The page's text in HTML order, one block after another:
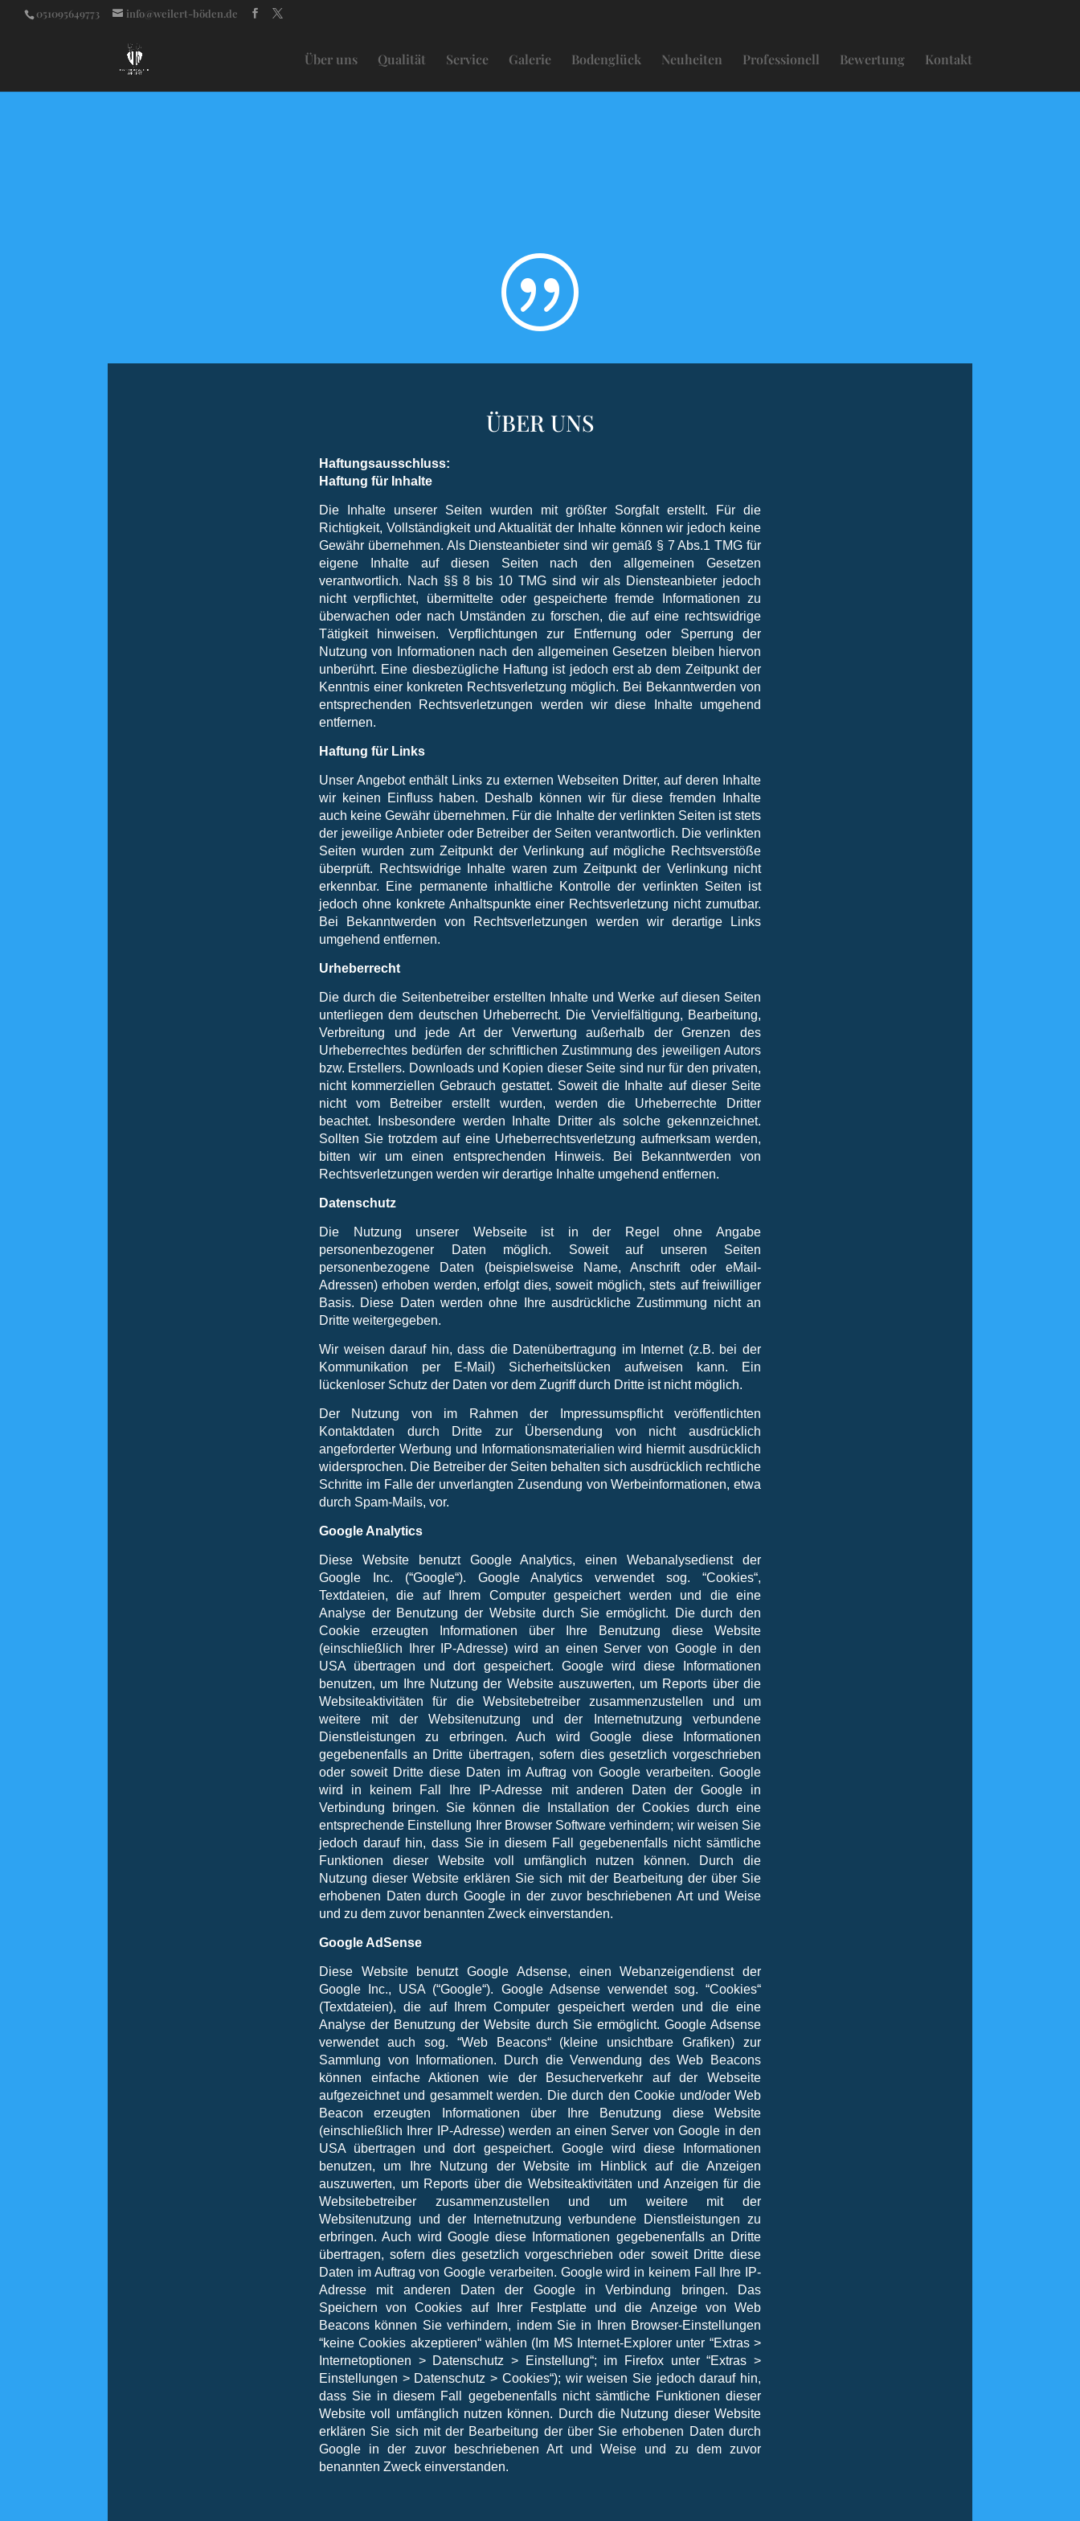
051095649773 info@weilert-böden.de
Über uns Qualität Service Galerie Bodenglück Neuheiten Professionell Bewertung Kontakt
|
ÜBER UNS
Haftungsausschluss:
Haftung für Inhalte
Die Inhalte unserer Seiten wurden mit größter Sorgfalt erstellt. Für die
Richtigkeit, Vollständigkeit und Aktualität der Inhalte können wir jedoch keine
Gewähr übernehmen. Als Diensteanbieter sind wir gemäß § 7 Abs.1 TMG für
eigene Inhalte auf diesen Seiten nach den allgemeinen Gesetzen
verantwortlich. Nach §§ 8 bis 10 TMG sind wir als Diensteanbieter jedoch
nicht verpflichtet, übermittelte oder gespeicherte fremde Informationen zu
überwachen oder nach Umständen zu forschen, die auf eine rechtswidrige
Tätigkeit hinweisen. Verpflichtungen zur Entfernung oder Sperrung der
Nutzung von Informationen nach den allgemeinen Gesetzen bleiben hiervon
unberührt. Eine diesbezügliche Haftung ist jedoch erst ab dem Zeitpunkt der
Kenntnis einer konkreten Rechtsverletzung möglich. Bei Bekanntwerden von
entsprechenden Rechtsverletzungen werden wir diese Inhalte umgehend
entfernen.
Haftung für Links
Unser Angebot enthält Links zu externen Webseiten Dritter, auf deren Inhalte
wir keinen Einfluss haben. Deshalb können wir für diese fremden Inhalte
auch keine Gewähr übernehmen. Für die Inhalte der verlinkten Seiten ist stets
der jeweilige Anbieter oder Betreiber der Seiten verantwortlich. Die verlinkten
Seiten wurden zum Zeitpunkt der Verlinkung auf mögliche Rechtsverstöße
überprüft. Rechtswidrige Inhalte waren zum Zeitpunkt der Verlinkung nicht
erkennbar. Eine permanente inhaltliche Kontrolle der verlinkten Seiten ist
jedoch ohne konkrete Anhaltspunkte einer Rechtsverletzung nicht zumutbar.
Bei Bekanntwerden von Rechtsverletzungen werden wir derartige Links
umgehend entfernen.
Urheberrecht
Die durch die Seitenbetreiber erstellten Inhalte und Werke auf diesen Seiten
unterliegen dem deutschen Urheberrecht. Die Vervielfältigung, Bearbeitung,
Verbreitung und jede Art der Verwertung außerhalb der Grenzen des
Urheberrechtes bedürfen der schriftlichen Zustimmung des jeweiligen Autors
bzw. Erstellers. Downloads und Kopien dieser Seite sind nur für den privaten,
nicht kommerziellen Gebrauch gestattet. Soweit die Inhalte auf dieser Seite
nicht vom Betreiber erstellt wurden, werden die Urheberrechte Dritter
beachtet. Insbesondere werden Inhalte Dritter als solche gekennzeichnet.
Sollten Sie trotzdem auf eine Urheberrechtsverletzung aufmerksam werden,
bitten wir um einen entsprechenden Hinweis. Bei Bekanntwerden von
Rechtsverletzungen werden wir derartige Inhalte umgehend entfernen.
Datenschutz
Die Nutzung unserer Webseite ist in der Regel ohne Angabe
personenbezogener Daten möglich. Soweit auf unseren Seiten
personenbezogene Daten (beispielsweise Name, Anschrift oder eMail-
Adressen) erhoben werden, erfolgt dies, soweit möglich, stets auf freiwilliger
Basis. Diese Daten werden ohne Ihre ausdrückliche Zustimmung nicht an
Dritte weitergegeben.
Wir weisen darauf hin, dass die Datenübertragung im Internet (z.B. bei der
Kommunikation per E-Mail) Sicherheitslücken aufweisen kann. Ein
lückenloser Schutz der Daten vor dem Zugriff durch Dritte ist nicht möglich.
Der Nutzung von im Rahmen der Impressumspflicht veröffentlichten
Kontaktdaten durch Dritte zur Übersendung von nicht ausdrücklich
angeforderter Werbung und Informationsmaterialien wird hiermit ausdrücklich
widersprochen. Die Betreiber der Seiten behalten sich ausdrücklich rechtliche
Schritte im Falle der unverlangten Zusendung von Werbeinformationen, etwa
durch Spam-Mails, vor.
Google Analytics
Diese Website benutzt Google Analytics, einen Webanalysedienst der
Google Inc. (“Google“). Google Analytics verwendet sog. “Cookies“,
Textdateien, die auf Ihrem Computer gespeichert werden und die eine
Analyse der Benutzung der Website durch Sie ermöglicht. Die durch den
Cookie erzeugten Informationen über Ihre Benutzung diese Website
(einschließlich Ihrer IP-Adresse) wird an einen Server von Google in den
USA übertragen und dort gespeichert. Google wird diese Informationen
benutzen, um Ihre Nutzung der Website auszuwerten, um Reports über die
Websiteaktivitäten für die Websitebetreiber zusammenzustellen und um
weitere mit der Websitenutzung und der Internetnutzung verbundene
Dienstleistungen zu erbringen. Auch wird Google diese Informationen
gegebenenfalls an Dritte übertragen, sofern dies gesetzlich vorgeschrieben
oder soweit Dritte diese Daten im Auftrag von Google verarbeiten. Google
wird in keinem Fall Ihre IP-Adresse mit anderen Daten der Google in
Verbindung bringen. Sie können die Installation der Cookies durch eine
entsprechende Einstellung Ihrer Browser Software verhindern; wir weisen Sie
jedoch darauf hin, dass Sie in diesem Fall gegebenenfalls nicht sämtliche
Funktionen dieser Website voll umfänglich nutzen können. Durch die
Nutzung dieser Website erklären Sie sich mit der Bearbeitung der über Sie
erhobenen Daten durch Google in der zuvor beschriebenen Art und Weise
und zu dem zuvor benannten Zweck einverstanden.
Google AdSense
Diese Website benutzt Google Adsense, einen Webanzeigendienst der
Google Inc., USA (“Google“). Google Adsense verwendet sog. “Cookies“
(Textdateien), die auf Ihrem Computer gespeichert werden und die eine
Analyse der Benutzung der Website durch Sie ermöglicht. Google Adsense
verwendet auch sog. “Web Beacons“ (kleine unsichtbare Grafiken) zur
Sammlung von Informationen. Durch die Verwendung des Web Beacons
können einfache Aktionen wie der Besucherverkehr auf der Webseite
aufgezeichnet und gesammelt werden. Die durch den Cookie und/oder Web
Beacon erzeugten Informationen über Ihre Benutzung diese Website
(einschließlich Ihrer IP-Adresse) werden an einen Server von Google in den
USA übertragen und dort gespeichert. Google wird diese Informationen
benutzen, um Ihre Nutzung der Website im Hinblick auf die Anzeigen
auszuwerten, um Reports über die Websiteaktivitäten und Anzeigen für die
Websitebetreiber zusammenzustellen und um weitere mit der
Websitenutzung und der Internetnutzung verbundene Dienstleistungen zu
erbringen. Auch wird Google diese Informationen gegebenenfalls an Dritte
übertragen, sofern dies gesetzlich vorgeschrieben oder soweit Dritte diese
Daten im Auftrag von Google verarbeiten. Google wird in keinem Fall Ihre IP-
Adresse mit anderen Daten der Google in Verbindung bringen. Das
Speichern von Cookies auf Ihrer Festplatte und die Anzeige von Web
Beacons können Sie verhindern, indem Sie in Ihren Browser-Einstellungen
“keine Cookies akzeptieren“ wählen (Im MS Internet-Explorer unter “Extras >
Internetoptionen > Datenschutz > Einstellung“; im Firefox unter “Extras >
Einstellungen > Datenschutz > Cookies“); wir weisen Sie jedoch darauf hin,
dass Sie in diesem Fall gegebenenfalls nicht sämtliche Funktionen dieser
Website voll umfänglich nutzen können. Durch die Nutzung dieser Website
erklären Sie sich mit der Bearbeitung der über Sie erhobenen Daten durch
Google in der zuvor beschriebenen Art und Weise und zu dem zuvor
benannten Zweck einverstanden.